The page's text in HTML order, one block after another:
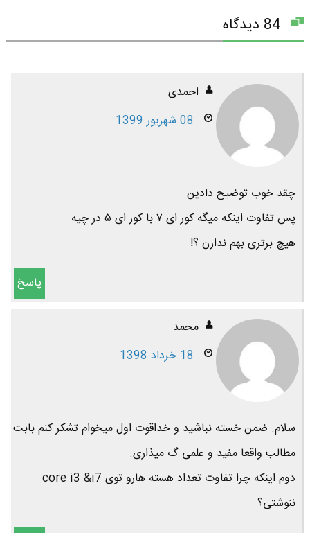
احمدی
08 شهریور 1399
چقد خوب توضیح دادین
پس تفاوت اینکه میگه کور ای ۷ با کور ای ۵ در چیه
هیچ برتری بهم ندارن ؟!
پاسخ
محمد
18 خرداد 1398
سلام. ضمن خسته نباشید و خداقوت اول میخوام تشکر کنم بابت
مطالب واقعا مفید و علمی گ میذاری.
دوم اینکه چرا تفاوت تعداد هسته هارو توی core i3 &i7
ننوشتی؟